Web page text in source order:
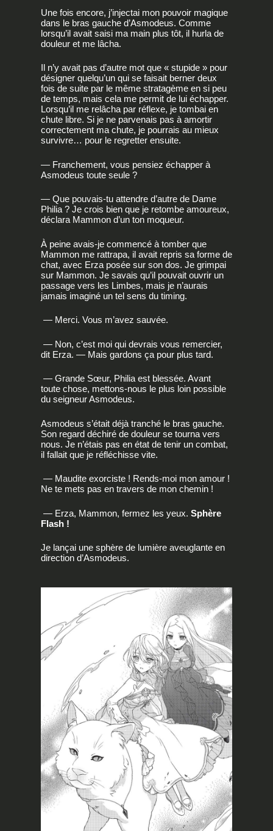
Une fois encore, j’injectai mon pouvoir magique
dans le bras gauche d’Asmodeus. Comme
lorsqu’il avait saisi ma main plus tôt, il hurla de
douleur et me lâcha.
Il n’y avait pas d’autre mot que « stupide » pour
désigner quelqu’un qui se faisait berner deux
fois de suite par le même stratagème en si peu
de temps, mais cela me permit de lui échapper.
Lorsqu’il me relâcha par réflexe, je tombai en
chute libre. Si je ne parvenais pas à amortir
correctement ma chute, je pourrais au mieux
survivre… pour le regretter ensuite.
— Franchement, vous pensiez échapper à
Asmodeus toute seule ?
— Que pouvais-tu attendre d’autre de Dame
Philia ? Je crois bien que je retombe amoureux,
déclara Mammon d’un ton moqueur.
À peine avais-je commencé à tomber que
Mammon me rattrapa, il avait repris sa forme de
chat, avec Erza posée sur son dos. Je grimpai
sur Mammon. Je savais qu’il pouvait ouvrir un
passage vers les Limbes, mais je n’aurais
jamais imaginé un tel sens du timing.
— Merci. Vous m’avez sauvée.
— Non, c’est moi qui devrais vous remercier,
dit Erza. — Mais gardons ça pour plus tard.
— Grande Sœur, Philia est blessée. Avant
toute chose, mettons-nous le plus loin possible
du seigneur Asmodeus.
Asmodeus s’était déjà tranché le bras gauche.
Son regard déchiré de douleur se tourna vers
nous. Je n’étais pas en état de tenir un combat,
il fallait que je réfléchisse vite.
— Maudite exorciste ! Rends-moi mon amour !
Ne te mets pas en travers de mon chemin !
— Erza, Mammon, fermez les yeux. Sphère
Flash !
Je lançai une sphère de lumière aveuglante en
direction d’Asmodeus.